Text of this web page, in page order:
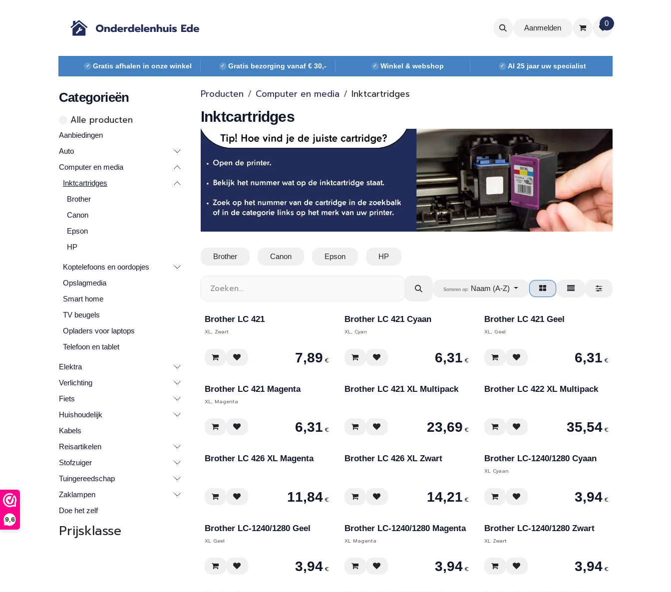
9,6
Aanmelden
0
✓ Gratis afhalen in onze winkel ✓ Gratis bezorging vanaf € 30,- ✓ Winkel & webshop ✓ Al 25 jaar uw specialist
Categorieën
Alle ​​pr​oducten
Aanbiedingen
Auto
Computer en media
Inktcartridges
Brother
Canon
Epson
HP
Koptelefoons en oordopjes
Opslagmedia
Smart home
TV beugels
Opladers voor laptops
Telefoon en tablet
Elektra
Verlichting
Fiets
Huishoudelijk
Kabels
Reisartikelen
Stofzuiger
Tuingereedschap
Zaklampen
Doe het zelf
Prijsklasse
Producten Computer en media Inktcartridges
Inktcartridges
Brother Canon Epson HP
Sorteren op: Naam (A-Z)
Brother LC 421
XL, Zwart
7,89 €
Brother LC 421 Cyaan
XL, Cyan
6,31 €
Brother LC 421 Geel
XL, Geel
6,31 €
Brother LC 421 Magenta
XL, Magenta
6,31 €
Brother LC 421 XL Multipack
23,69 €
Brother LC 422 XL Multipack
35,54 €
Brother LC 426 XL Magenta
11,84 €
Brother LC 426 XL Zwart
14,21 €
Brother LC-1240/1280 Cyaan
XL Cyaan
3,94 €
Brother LC-1240/1280 Geel
XL Geel
3,94 €
Brother LC-1240/1280 Magenta
XL Magenta
3,94 €
Brother LC-1240/1280 Zwart
XL Zwart
3,94 €